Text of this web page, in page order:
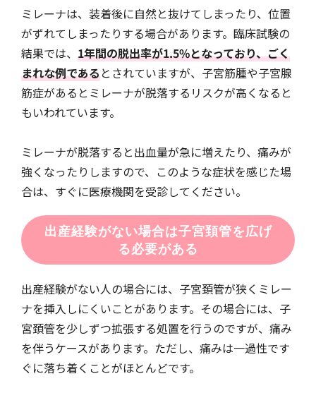
ミレーナは、装着後に自然と抜けてしまったり、位置
がずれてしまったりする場合があります。臨床試験の
結果では、 1年間の脱出率が1.5%となっており、ごく
まれな例であるとされていますが、子宮筋腫や子宮腺
筋症があるとミレーナが脱落するリスクが高くなると
もいわれています。
ミレーナが脱落すると出血量が急に増えたり、痛みが
強くなったりしますので、このような症状を感じた場
合は、すぐに医療機関を受診してください。
出産経験がない場合は子宮頚管を広げ
る必要がある
出産経験がない人の場合には、子宮頚管が狭くミレー
ナを挿入しにくいことがあります。その場合には、子
宮頚管を少しずつ拡張する処置を行うのですが、痛み
を伴うケースがあります。ただし、痛みは一過性です
ぐに落ち着くことがほとんどです。